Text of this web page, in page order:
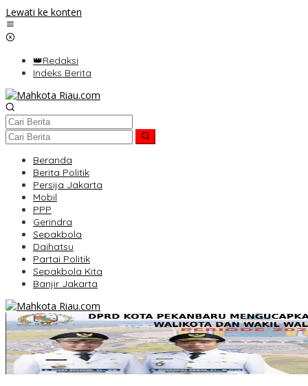
Lewati ke konten
👑Redaksi
Indeks Berita
Beranda
Berita Politik
Persija Jakarta
Mobil
PPP
Gerindra
Sepakbola
Daihatsu
Partai Politik
Sepakbola Kita
Banjir Jakarta